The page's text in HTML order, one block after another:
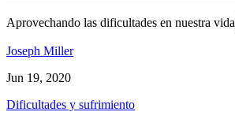
Aprovechando las dificultades en nuestra vida
Joseph Miller
Jun 19, 2020
Dificultades y sufrimiento